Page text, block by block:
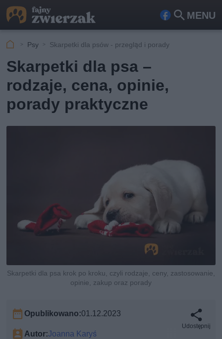
MENU
Fa
ook
Szu
Psy Skarpetki dla psów - przegląd i porady
Skarpetki dla psa –
rodzaje, cena, opinie,
porady praktyczne
Skarpetki dla psa krok po kroku, czyli rodzaje, ceny, zastosowanie,
opinie, zakup oraz porady
Opublikowano:01.12.2023
Autor:Joanna Karyś
Udostępnij